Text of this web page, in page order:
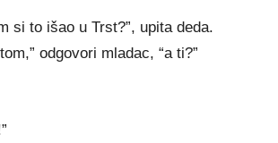
si to išao u Trst?”, upita deda.
odgovori mladac, “a ti?”